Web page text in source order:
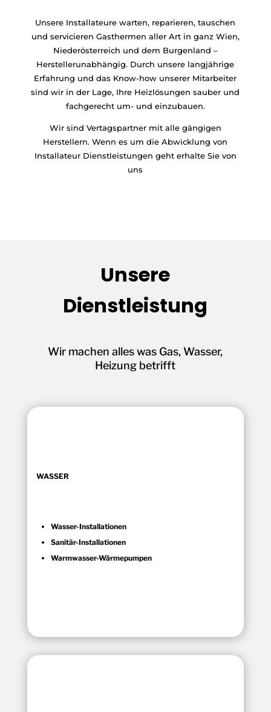
Unsere Installateure warten, reparieren, tauschen
und servicieren Gasthermen aller Art in ganz Wien,
Niederösterreich und dem Burgenland –
Herstellerunabhängig. Durch unsere langjährige
Erfahrung und das Know-how unserer Mitarbeiter
sind wir in der Lage, Ihre Heizlösungen sauber und
fachgerecht um- und einzubauen.
Wir sind Vertagspartner mit alle gängigen
Herstellern. Wenn es um die Abwicklung von
Installateur Dienstleistungen geht erhalte Sie von
uns
Unsere
Dienstleistung
Wir machen alles was Gas, Wasser,
Heizung betrifft
WASSER
Wasser-Installationen
Sanitär-Installationen
Warmwasser-Wärmepumpen